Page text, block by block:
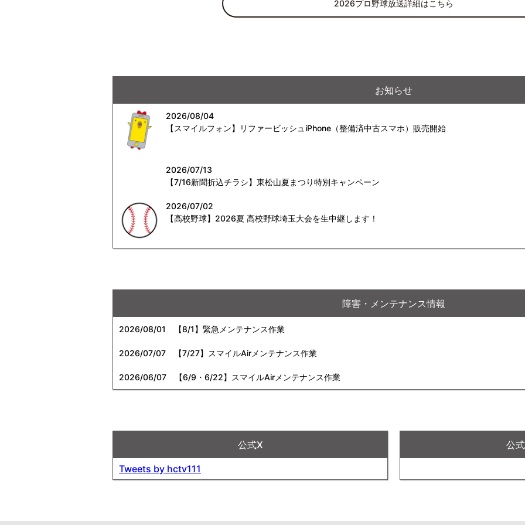
2026プロ野球放送詳細はこちら
お知らせ
2026/08/04
【スマイルフォン】リファービッシュiPhone（整備済中古スマホ）販売開始
2026/07/13
【7/16新聞折込チラシ】東松山夏まつり特別キャンペーン
2026/07/02
【高校野球】2026夏 高校野球埼玉大会を生中継します！
障害・メンテナンス情報
2026/08/01 【8/1】緊急メンテナンス作業
2026/07/07 【7/27】スマイルAirメンテナンス作業
2026/06/07 【6/9・6/22】スマイルAirメンテナンス作業
公式X
Tweets by hctv111
公